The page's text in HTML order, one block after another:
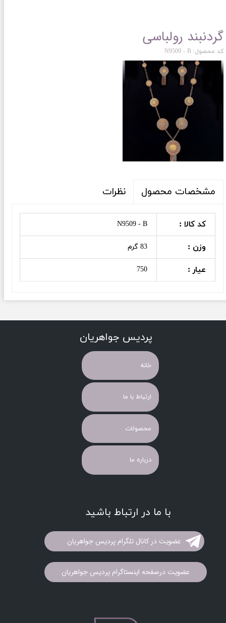
گردنبند رولباسی
کد محصول: N9509 - B
مشخصات محصول نظرات
کد کالا : N9509 - B
وزن : 83 گرم
عیار : 750
پردیس جواهریان
خانه
ارتباط با ما
محصولات
درباره ما
با ما در ارتباط باشید
عضویت در کانال تلگرام پردیس جواهریان
عضویت درصفحه اینستاگرام پردیس جواهریان